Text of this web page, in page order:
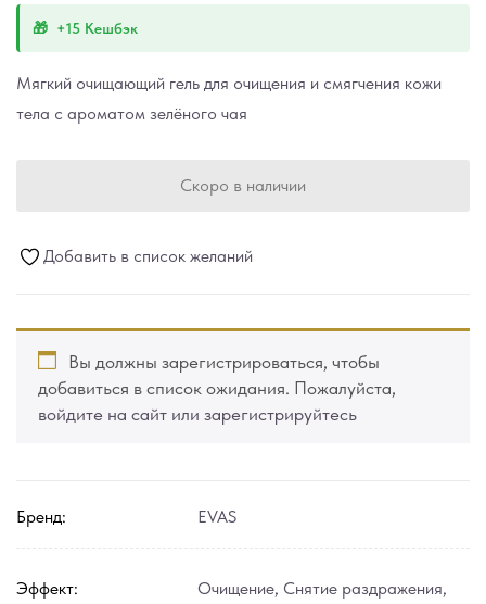
+15 Кешбэк
Мягкий очищающий гель для очищения и смягчения кожи
тела с ароматом зелёного чая
Скоро в наличии
Добавить в список желаний
Вы должны зарегистрироваться, чтобы
добавиться в список ожидания. Пожалуйста,
войдите на сайт или зарегистрируйтесь
Бренд: EVAS
Эффект: Очищение,Снятие раздражения,